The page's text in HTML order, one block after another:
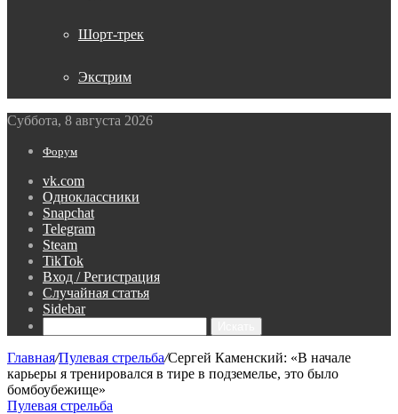
Шорт-трек
Экстрим
Суббота, 8 августа 2026
Форум
vk.com
Одноклассники
Snapchat
Telegram
Steam
TikTok
Вход / Регистрация
Случайная статья
Sidebar
Главная/Пулевая стрельба/Сергей Каменский: «В начале
карьеры я тренировался в тире в подземелье, это было
бомбоубежище»
Пулевая стрельба